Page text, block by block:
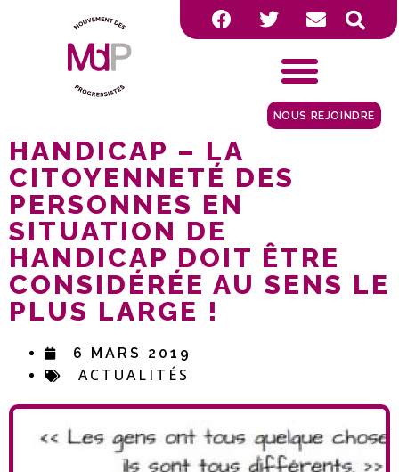
NOUS REJOINDRE
HANDICAP – LA
CITOYENNETÉ DES
PERSONNES EN
SITUATION DE
HANDICAP DOIT ÊTRE
CONSIDÉRÉE AU SENS LE
PLUS LARGE !
6 MARS 2019
ACTUALITÉS